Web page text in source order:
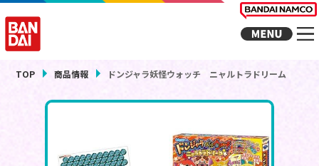
TOP 商品情報 ドンジャラ妖怪ウォッチ ニャルトラドリーム